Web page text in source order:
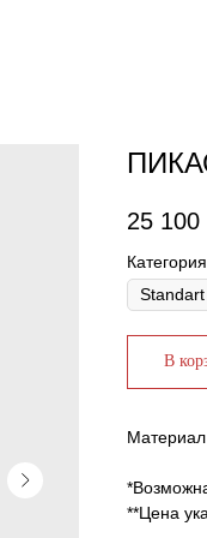
25 100
В
**Цена